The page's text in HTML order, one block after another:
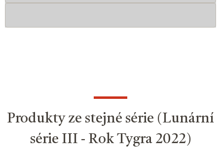
Produkty ze stejné série (Lunární
série III - Rok Tygra 2022)